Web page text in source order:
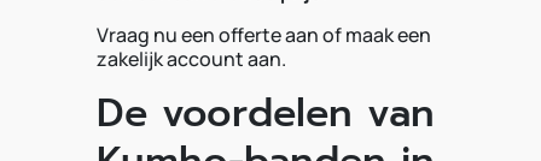
Vraag nu een offerte aan of maak een
zakelijk account aan.
De voordelen van